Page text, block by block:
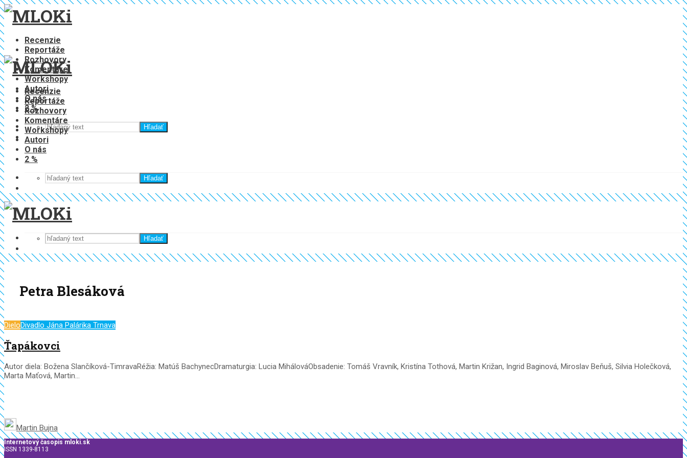
Recenzie
Reportáže
Rozhovory
Komentáre
Workshopy
Autori
O nás
2 %
Hľadať
Recenzie
Reportáže
Rozhovory
Komentáre
Workshopy
Autori
O nás
2 %
Hľadať
Hľadať
Petra Blesáková
DieloDivadlo Jána Palárika Trnava
Ťapákovci
Autor diela: Božena Slančíková-TimravaRéžia: Matúš BachynecDramaturgia: Lucia MihálováObsadenie: Tomáš Vravník, Kristína Tothová, Martin Križan, Ingrid Baginová, Miroslav Beňuš, Silvia Holečková,
Marta Maťová, Martin...
Martin Bujna
Internetový časopis mloki.sk
ISSN 1339-8113